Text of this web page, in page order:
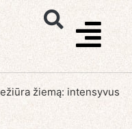
žiemą: intensyvus